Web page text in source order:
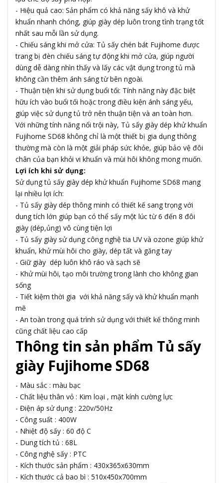
- Hiệu quả cao: Sản phẩm có khả năng sấy khô và khử
khuẩn nhanh chóng, giúp giày dép luôn trong tình trạng tốt
nhất sau mỗi lần sử dụng.
- Chiếu sáng khi mở cửa: Tủ sấy chén bát Fujihome được
trang bị đèn chiếu sáng tự động khi mở cửa, giúp người
dùng dễ dàng nhìn thấy và lấy các vật dụng trong tủ mà
không cần thêm ánh sáng từ bên ngoài.
- Thuận tiện khi sử dụng buổi tối: Tính năng này đặc biệt
hữu ích vào buổi tối hoặc trong điều kiện ánh sáng yếu,
giúp việc sử dụng tủ trở nên thuận tiện và an toàn hơn.
Với những tính năng nổi trội này, Tủ sấy giày dép khử khuẩn
Fujihome SD68 không chỉ là một thiết bị gia dụng thông
thường mà còn là một giải pháp sức khỏe, giúp bảo vệ đôi
chân của bạn khỏi vi khuẩn và mùi hôi không mong muốn.
Lợi ích khi sử dụng:
Sử dụng tủ sấy giày dép khử khuẩn Fujihome SD68 mang
lại nhiều lợi ích:
- Tủ sấy giày dép thông minh có thiết kế sang trọng với
dung tích lớn giúp bạn có thể sấy một lúc từ 6 đến 8 đôi
giày (dép,ủng) vô cùng tiện lợi
- Tủ sấy giày sử dụng công nghệ tia UV và ozone giúp khử
khuẩn, khử mùi hôi cho giày, dép tất và găng tay
- Giữ giày dép luôn khô ráo và sạch sẽ
- Khử mùi hôi, tạo môi trường trong lành cho không gian
sống
- Tiết kiệm thời gia với khả năng sấy và khử khuẩn mạnh
mẽ
- An toàn trong quá trình sử dụng với thiết kế thông minh
cũng chất liệu cao cấp
Thông tin sản phẩm Tủ sấy
giày Fujihome SD68
- Màu sắc : màu bạc
- Chất liệu thân vỏ : Kim loại , mặt kính cường lực
- Điện áp sử dụng : 220v/50Hz
- Công suất : 400W
- Nhiệt độ sấy : 60 độ C
- Dung tích tủ : 68L
- Công nghệ sấy : PTC
- Kích thước sản phẩm : 430x365x630mm
- Kích thước cả bao bì : 510x450x700mm